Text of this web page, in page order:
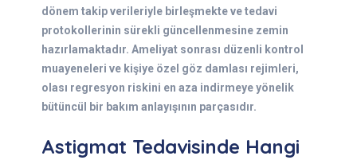
dönem takip verileriyle birleşmekte ve tedavi
protokollerinin sürekli güncellenmesine zemin
hazırlamaktadır. Ameliyat sonrası düzenli kontrol
muayeneleri ve kişiye özel göz damlası rejimleri,
olası regresyon riskini en aza indirmeye yönelik
bütüncül bir bakım anlayışının parçasıdır.
Astigmat Tedavisinde Hangi